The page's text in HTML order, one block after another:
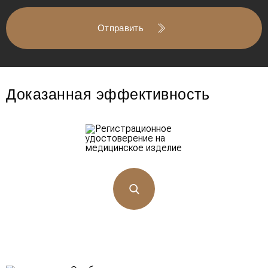
Отправить
Доказанная эффективность